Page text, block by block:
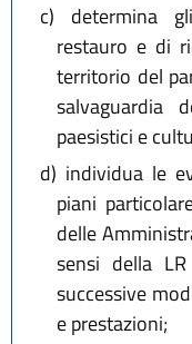
c) determina
restauro e di
territorio del
salvaguardia
paesistici e
d) individua le
piani
delle
sensi della
successive
e prestazioni;